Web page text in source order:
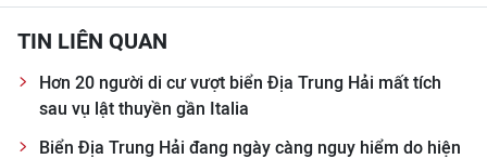
Media Chính trị
Media Kinh tế
Media Văn hóa
TIN LIÊN QUAN
Hơn 20 người di cư vượt biển Địa Trung Hải mất tích
sau vụ lật thuyền gần Italia
Biển Địa Trung Hải đang ngày càng nguy hiểm do hiện